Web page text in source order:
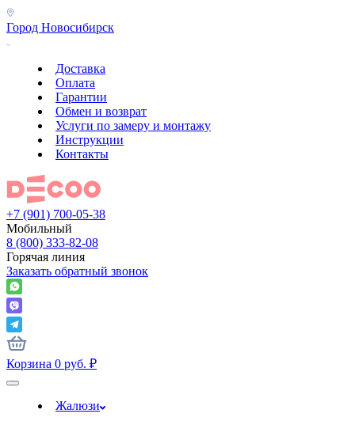
Город Новосибирск
Доставка
Оплата
Гарантии
Обмен и возврат
Услуги по замеру и монтажу
Инструкции
Контакты
+7 (901) 700-05-38
Мобильный
8 (800) 333-82-08
Горячая линия
Заказать обратный звонок
Корзина 0 руб. ₽
Жалюзи